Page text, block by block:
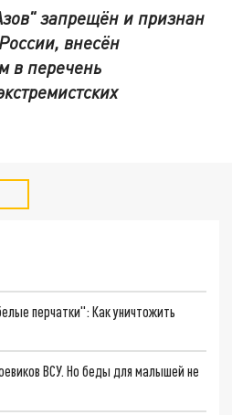
запрещён и признан
внесён
в перечень
перчатки": Как уничтожить
ВСУ. Но беды для малышей не